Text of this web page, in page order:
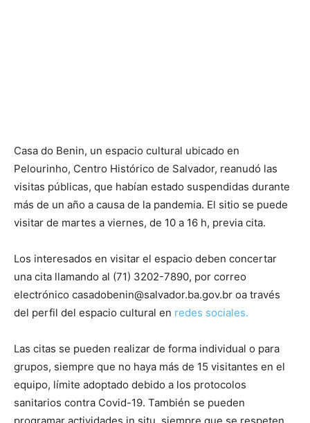
Casa do Benin, un espacio cultural ubicado en
Pelourinho, Centro Histórico de Salvador, reanudó las
visitas públicas, que habían estado suspendidas durante
más de un año a causa de la pandemia. El sitio se puede
visitar de martes a viernes, de 10 a 16 h, previa cita.
Los interesados ​​en visitar el espacio deben concertar
una cita llamando al (71) 3202-7890, por correo
electrónico casadobenin@salvador.ba.gov.br oa través
del perfil del espacio cultural en redes sociales.
Las citas se pueden realizar de forma individual o para
grupos, siempre que no haya más de 15 visitantes en el
equipo, límite adoptado debido a los protocolos
sanitarios contra Covid-19. También se pueden